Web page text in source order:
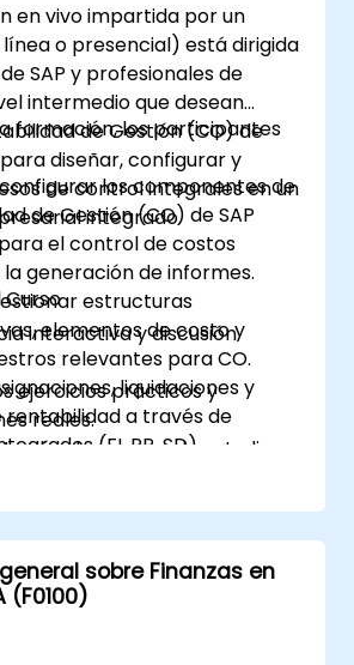
en vivo impartida por un
o presencial) está dirigida
SAP y profesionales de
intermedio que desean
de Gestión (CO) de
para diseñar, configurar y
de control integrales en un
integrado.
formación, los participantes
los componentes de
de Gestión (CO) de SAP
el control de costos
generación de informes.
estructuras
elementos de costo y
relevantes para CO.
liquidaciones y
rentabilidad a través de
(FI, PP, SD).
utilizando informes de
interactiva y discusión
ejercicios prácticos y
reales.
de un caso de estudio
real en un sistema de
SAP en vivo (entorno
sobre Finanzas en
(F0100)